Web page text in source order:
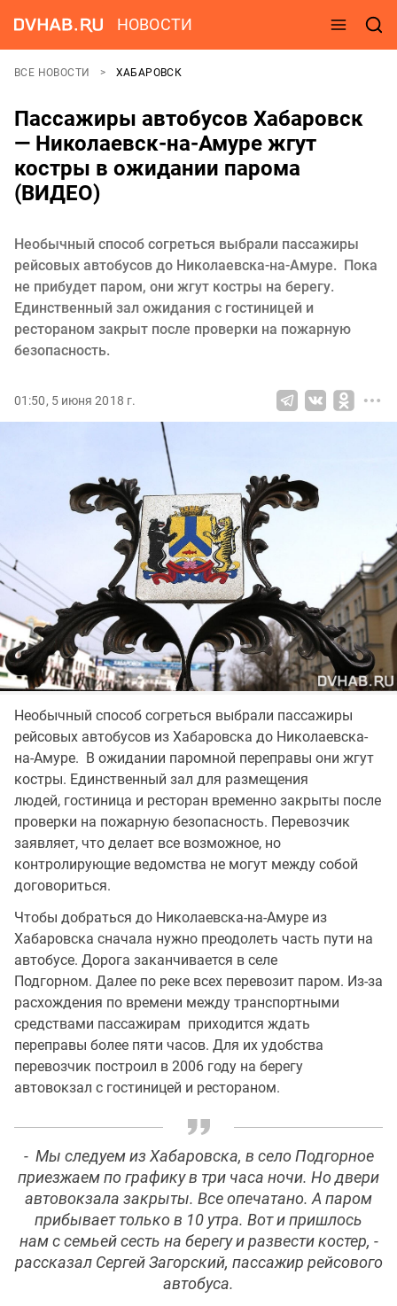
НОВОСТИ
ВСЕ НОВОСТИ ХАБАРОВСК
Пассажиры автобусов Хабаровск
— Николаевск-на-Амуре жгут
костры в ожидании парома
(ВИДЕО)
Необычный способ согреться выбрали пассажиры
рейсовых автобусов до Николаевска-на-Амуре. Пока
не прибудет паром, они жгут костры на берегу.
Единственный зал ожидания с гостиницей и
рестораном закрыт после проверки на пожарную
безопасность.
01:50, 5 июня 2018 г.
Необычный способ согреться выбрали пассажиры
рейсовых автобусов из Хабаровска до Николаевска-
на-Амуре. В ожидании паромной переправы они жгут
костры. Единственный зал для размещения
людей, гостиница и ресторан временно закрыты после
проверки на пожарную безопасность. Перевозчик
заявляет, что делает все возможное, но
контролирующие ведомства не могут между собой
договориться.
Чтобы добраться до Николаевска-на-Амуре из
Хабаровска сначала нужно преодолеть часть пути на
автобусе. Дорога заканчивается в селе
Подгорном. Далее по реке всех перевозит паром. Из-за
расхождения по времени между транспортными
средствами пассажирам приходится ждать
переправы более пяти часов. Для их удобства
перевозчик построил в 2006 году на берегу
автовокзал с гостиницей и рестораном.
- Мы следуем из Хабаровска, в село Подгорное
приезжаем по графику в три часа ночи. Но двери
автовокзала закрыты. Все опечатано. А паром
прибывает только в 10 утра. Вот и пришлось
нам с семьей сесть на берегу и развести костер, -
рассказал Сергей Загорский, пассажир рейсового
автобуса.